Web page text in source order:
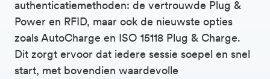
authenticatiemethoden: de vertrouwde Plug &
Power en RFID, maar ook de nieuwste opties
zoals AutoCharge en ISO 15118 Plug & Charge.
Dit zorgt ervoor dat iedere sessie soepel en snel
start, met bovendien waardevolle